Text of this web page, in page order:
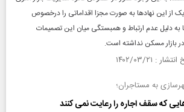
از این نهادها به صورت مجزا اقداماتی را درخصوص
دلیل عدم ارتباط و همبستگی میان این تصمیمات
بازار مسکن نداشته است.
به مستاجران؛
که سقف اجاره را رعایت نمی کنند